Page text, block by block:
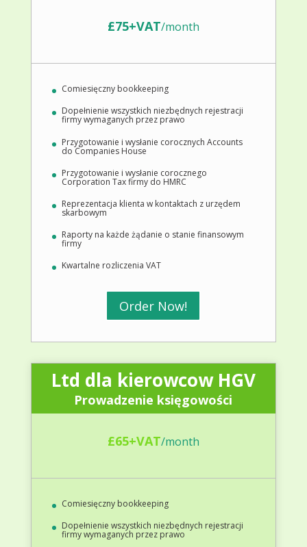
£75+VAT/month
Comiesięczny bookkeeping
Dopełnienie wszystkich niezbędnych rejestracji
firmy wymaganych przez prawo
Przygotowanie i wysłanie corocznych Accounts
do Companies House
Przygotowanie i wysłanie corocznego
Corporation Tax firmy do HMRC
Reprezentacja klienta w kontaktach z urzędem
skarbowym
Raporty na każde żądanie o stanie finansowym
firmy
Kwartalne rozliczenia VAT
Order Now!
Ltd dla kierowcow HGV
Prowadzenie księgowości
£65+VAT/month
Comiesięczny bookkeeping
Dopełnienie wszystkich niezbędnych rejestracji
firmy wymaganych przez prawo